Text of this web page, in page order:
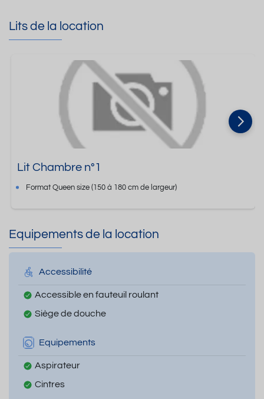
Lits de la location
Lit Chambre n°1
FormatQueen size (150 à 180 cm de largeur)
Equipements de la location
Accessibilité
Accessible en fauteuil roulant
Siège de douche
Equipements
Aspirateur
Cintres